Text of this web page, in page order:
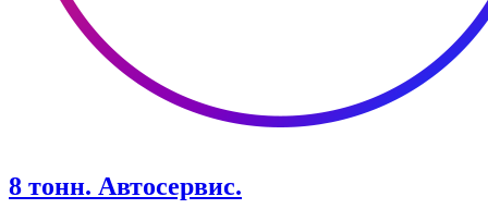
8 тонн. Автосервис.